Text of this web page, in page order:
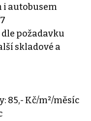
i autobusem
požadavku
skladové a
85,- Kč/m²/měsíc